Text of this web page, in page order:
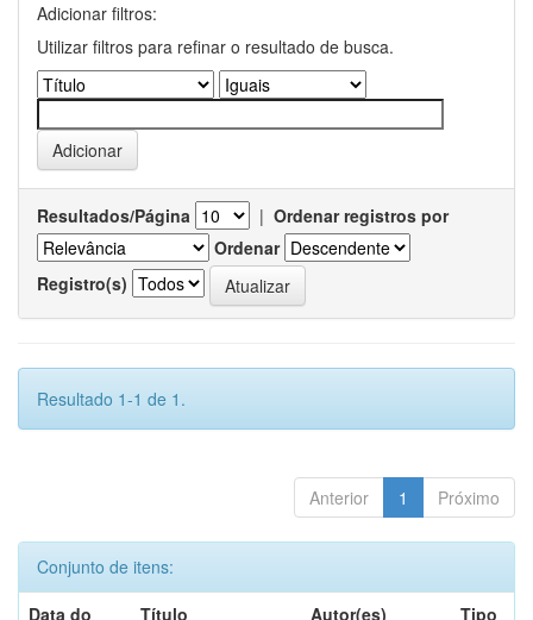
Adicionar filtros:
Utilizar filtros para refinar o resultado de busca.
Resultados/Página | Ordenar registros por
Ordenar
Registro(s)
Resultado 1-1 de 1.
Anterior 1 Próximo
Conjunto de itens:
Data do
Título Autor(es) Tipo